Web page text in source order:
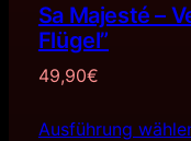
Sa Majesté –
Flügel”
49,90€
Ausführung